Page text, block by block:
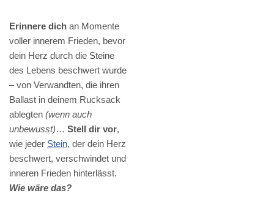
Erinnere dich an Momente
voller innerem Frieden, bevor
dein Herz durch die Steine
des Lebens beschwert wurde
– von Verwandten, die ihren
Ballast in deinem Rucksack
ablegten (wenn auch
unbewusst)… Stell dir vor,
wie jeder Stein, der dein Herz
beschwert, verschwindet und
inneren Frieden hinterlässt.
Wie wäre das?